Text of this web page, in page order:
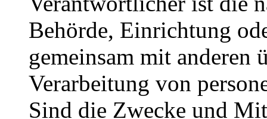
Behörde, Einrichtung
gemeinsam mit
Verarbeitung von
Sind die Zwecke und